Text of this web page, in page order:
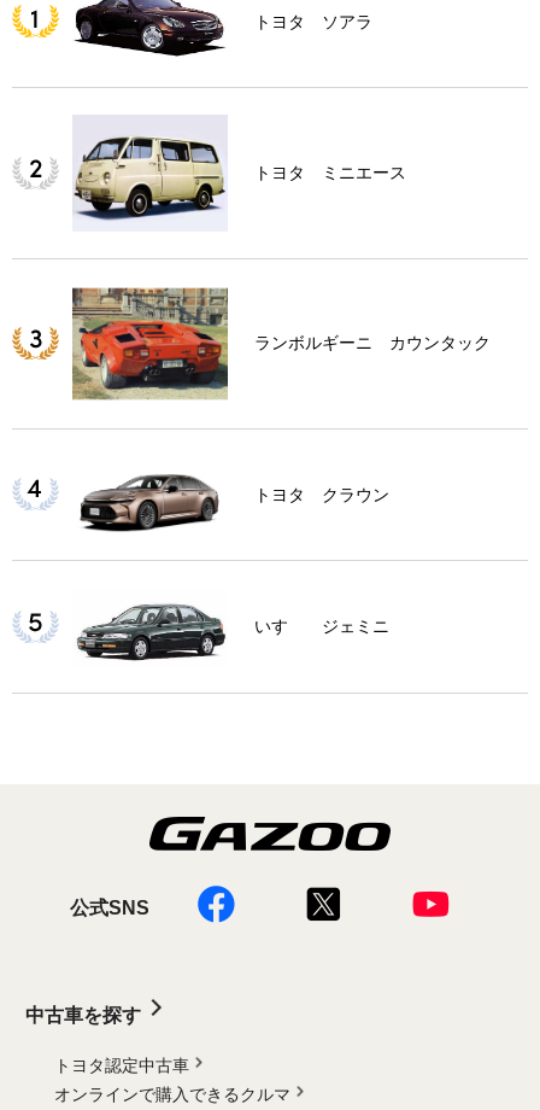
トヨタ ソアラ
トヨタ ミニエース
ランボルギーニ カウンタック
トヨタ クラウン
いすゞ ジェミニ
公式SNS
中古車を探す
トヨタ認定中古車
オンラインで購入できるクルマ